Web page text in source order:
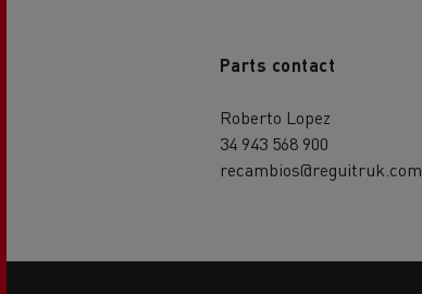
Parts contact
Roberto Lopez
34 943 568 900
recambios@reguitruk.com